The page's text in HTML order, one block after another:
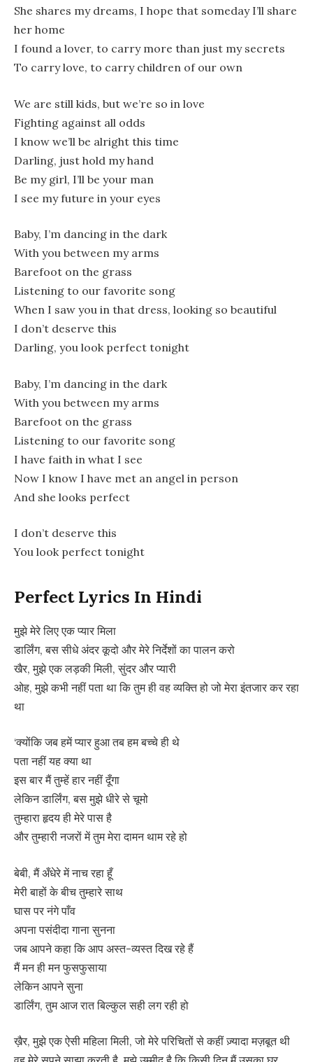
She shares my dreams, I hope that someday I’ll share
her home
I found a lover, to carry more than just my secrets
To carry love, to carry children of our own
We are still kids, but we’re so in love
Fighting against all odds
I know we’ll be alright this time
Darling, just hold my hand
Be my girl, I’ll be your man
I see my future in your eyes
Baby, I’m dancing in the dark
With you between my arms
Barefoot on the grass
Listening to our favorite song
When I saw you in that dress, looking so beautiful
I don’t deserve this
Darling, you look perfect tonight
Baby, I’m dancing in the dark
With you between my arms
Barefoot on the grass
Listening to our favorite song
I have faith in what I see
Now I know I have met an angel in person
And she looks perfect
I don’t deserve this
You look perfect tonight
Perfect Lyrics In Hindi
मुझे मेरे लिए एक प्यार मिला
डार्लिंग, बस सीधे अंदर कूदो और मेरे निर्देशों का पालन करो
खैर, मुझे एक लड़की मिली, सुंदर और प्यारी
ओह, मुझे कभी नहीं पता था कि तुम ही वह व्यक्ति हो जो मेरा इंतजार कर रहा
था
‘क्योंकि जब हमें प्यार हुआ तब हम बच्चे ही थे
पता नहीं यह क्या था
इस बार मैं तुम्हें हार नहीं दूँगा
लेकिन डार्लिंग, बस मुझे धीरे से चूमो
तुम्हारा हृदय ही मेरे पास है
और तुम्हारी नजरों में तुम मेरा दामन थाम रहे हो
बेबी, मैं अँधेरे में नाच रहा हूँ
मेरी बाहों के बीच तुम्हारे साथ
घास पर नंगे पाँव
अपना पसंदीदा गाना सुनना
जब आपने कहा कि आप अस्त-व्यस्त दिख रहे हैं
मैं मन ही मन फुसफुसाया
लेकिन आपने सुना
डार्लिंग, तुम आज रात बिल्कुल सही लग रही हो
ख़ैर, मुझे एक ऐसी महिला मिली, जो मेरे परिचितों से कहीं ज़्यादा मज़बूत थी